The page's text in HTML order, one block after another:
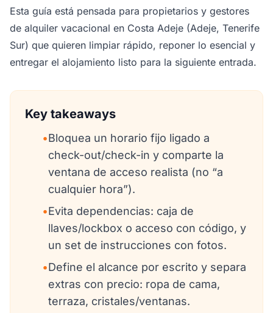
Esta guía está pensada para propietarios y gestores
de alquiler vacacional en Costa Adeje (Adeje, Tenerife
Sur) que quieren limpiar rápido, reponer lo esencial y
entregar el alojamiento listo para la siguiente entrada.
Key takeaways
•Bloquea un horario fijo ligado a
check-out/check-in y comparte la
ventana de acceso realista (no “a
cualquier hora”).
•Evita dependencias: caja de
llaves/lockbox o acceso con código, y
un set de instrucciones con fotos.
•Define el alcance por escrito y separa
extras con precio: ropa de cama,
terraza, cristales/ventanas.